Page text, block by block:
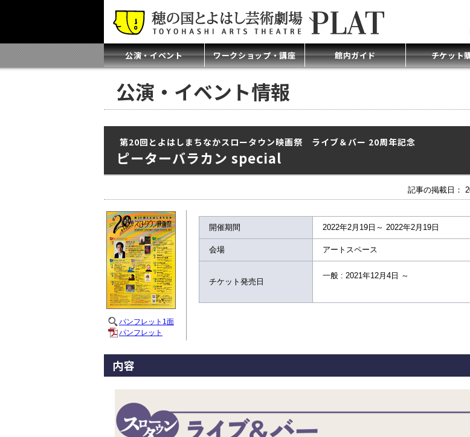
公演・イベント ワークショップ・講座 館内ガイド チケット
公演・イベント情報
第20回とよはしまちなかスロータウン映画祭 ライブ＆バー 20周年記念
ピーターバラカン special
記事の掲載日：
パンフレット1面
パンフレット
開催期間 2022年2月19日～ 2022年2月19日
会場 アートスペース
チケット発売日
一般 : 2021年12月4日 ～
内容